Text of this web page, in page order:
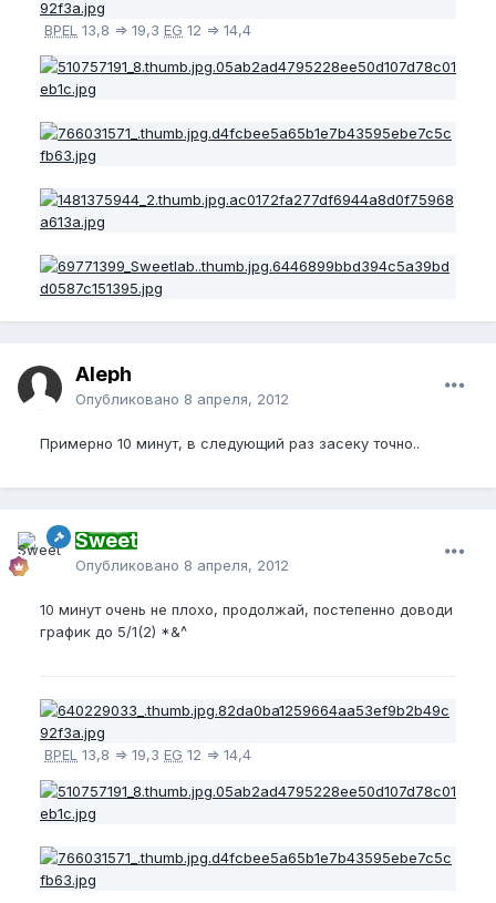
BPEL 13,8 => 19,3 EG 12 => 14,4
Aleph
Опубликовано 8 апреля, 2012
Примерно 10 минут, в следующий раз засеку точно..
Sweet
Опубликовано 8 апреля, 2012
10 минут очень не плохо, продолжай, постепенно доводи
график до 5/1(2) *&^
BPEL 13,8 => 19,3 EG 12 => 14,4